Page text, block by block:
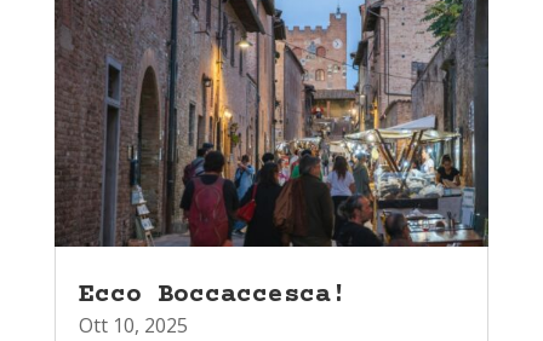
Ecco Boccaccesca!
Ott 10, 2025